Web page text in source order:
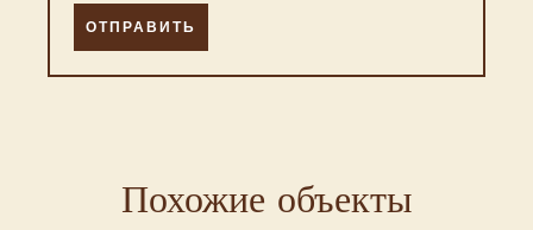
ОТПРАВИТЬ
Похожие объекты